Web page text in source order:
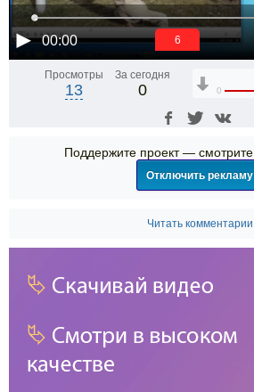
00:00 6
Просмотры
13
За сегодня
0 0
Поддержите проект —
Отключить рекламу
Читать комментарии